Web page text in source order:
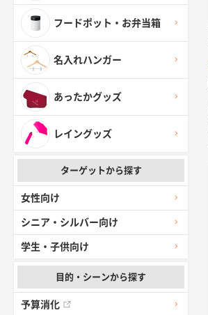
フードポット・お弁当箱
名入れハンガー
あったかグッズ
レイングッズ
ターゲットから探す
女性向け
シニア・シルバー向け
学生・子供向け
目的・シーンから探す
予算消化